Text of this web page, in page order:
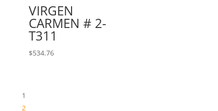
VIRGEN
CARMEN # 2-
T311
$534.76
1
2